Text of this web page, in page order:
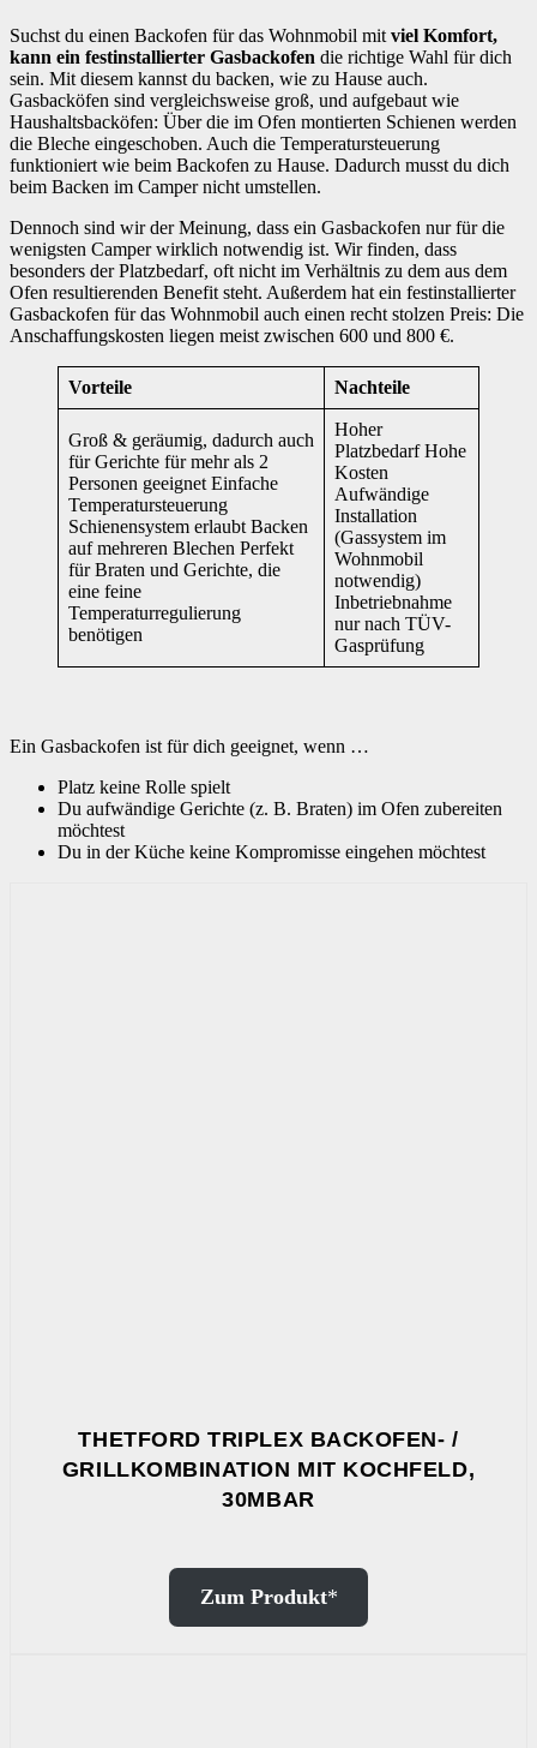
Suchst du einen Backofen für das Wohnmobil mit viel Komfort,
kann ein festinstallierter Gasbackofen die richtige Wahl für dich
sein. Mit diesem kannst du backen, wie zu Hause auch.
Gasbacköfen sind vergleichsweise groß, und aufgebaut wie
Haushaltsbacköfen: Über die im Ofen montierten Schienen werden
die Bleche eingeschoben. Auch die Temperatursteuerung
funktioniert wie beim Backofen zu Hause. Dadurch musst du dich
beim Backen im Camper nicht umstellen.
Dennoch sind wir der Meinung, dass ein Gasbackofen nur für die
wenigsten Camper wirklich notwendig ist. Wir finden, dass
besonders der Platzbedarf, oft nicht im Verhältnis zu dem aus dem
Ofen resultierenden Benefit steht. Außerdem hat ein festinstallierter
Gasbackofen für das Wohnmobil auch einen recht stolzen Preis: Die
Anschaffungskosten liegen meist zwischen 600 und 800 €.
Vorteile Nachteile
Groß & geräumig, dadurch auch
für Gerichte für mehr als 2
Personen geeignet Einfache
Temperatursteuerung
Schienensystem erlaubt Backen
auf mehreren Blechen Perfekt
für Braten und Gerichte, die
eine feine
Temperaturregulierung
benötigen
Hoher
Platzbedarf Hohe
Kosten
Aufwändige
Installation
(Gassystem im
Wohnmobil
notwendig)
Inbetriebnahme
nur nach TÜV-
Gasprüfung
Ein Gasbackofen ist für dich geeignet, wenn …
Platz keine Rolle spielt
Du aufwändige Gerichte (z. B. Braten) im Ofen zubereiten
möchtest
Du in der Küche keine Kompromisse eingehen möchtest
THETFORD TRIPLEX BACKOFEN- /
GRILLKOMBINATION MIT KOCHFELD,
30MBAR
Zum Produkt*